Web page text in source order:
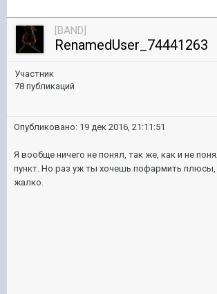
[BAND]
RenamedUser_74441263
Участник
78 публикаций
Опубликовано: 19 дек 2016, 21:11:51
Я вообще ничего не понял, так же, как и не
пункт. Но раз уж ты хочешь пофармить плюсы,
жалко.